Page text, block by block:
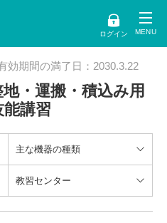
ログイン
効期間の満了日：2030.3.22
・運搬・積込み用
講習
主な機器の種類
教習センター